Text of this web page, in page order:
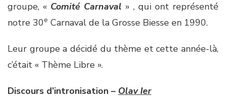
groupe, « Comité Carnaval » , qui ont représenté
notre 30e Carnaval de la Grosse Biesse en 1990.
Leur groupe a décidé du thème et cette année-là,
c’était « Thème Libre ».
Discours d’intronisation – Olav Ier